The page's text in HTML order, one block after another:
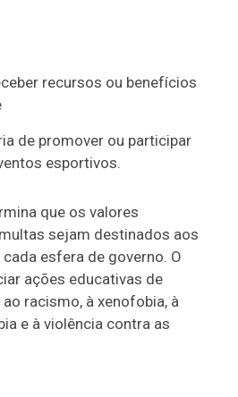
recursos ou benefícios
de promover ou participar
esportivos.
que os valores
sejam destinados aos
esfera de governo. O
ações educativas de
racismo, à xenofobia, à
e à violência contra as